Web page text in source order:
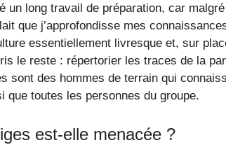
un long travail de préparation, car
que j’approfondisse mes
essentiellement livresque et, sur
le reste : répertorier les traces de la
sont des hommes de terrain qui
que toutes les personnes du groupe.
est-elle menacée ?